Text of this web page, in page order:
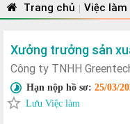
Trang chủ | Việc làm
Xưởng trưởng sản
Công ty TNHH
Hạn nộp hồ sơ: 25/03/
Lưu Việc làm